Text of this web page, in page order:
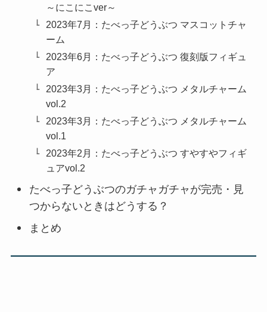
～にこにこver～
2023年7月：たべっ子どうぶつ マスコットチャ
ーム
2023年6月：たべっ子どうぶつ 復刻版フィギュ
ア
2023年3月：たべっ子どうぶつ メタルチャーム
vol.2
2023年3月：たべっ子どうぶつ メタルチャーム
vol.1
2023年2月：たべっ子どうぶつ すやすやフィギ
ュアvol.2
たべっ子どうぶつのガチャガチャが完売・見
つからないときはどうする？
まとめ